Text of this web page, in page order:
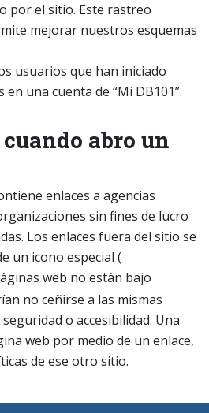
por el sitio. Este rastreo
mejorar nuestros esquemas
usuarios que han iniciado
una cuenta de “Mi DB101”.
cuando abro un
enlaces a agencias
sin fines de lucro
Los enlaces fuera del sitio se
un icono especial (
web no están bajo
no ceñirse a las mismas
o accesibilidad. Una
web por medio de un enlace,
de ese otro sitio.